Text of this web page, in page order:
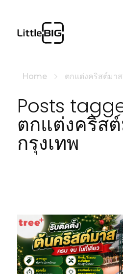
Home ตกแต่งคริสต์มาส
Posts
ตกแต่งคริส
กรุงเทพ